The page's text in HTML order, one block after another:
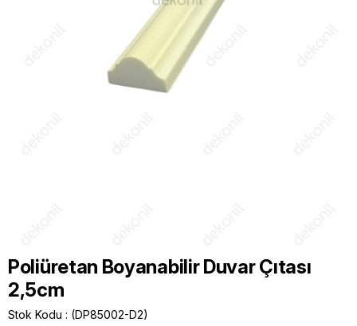
Poliüretan Boyanabilir Duvar Çıtası
2,5cm
Stok Kodu
(DP85002-D2)